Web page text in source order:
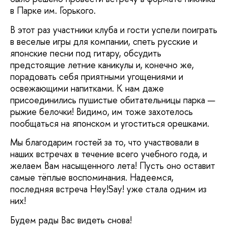
в Парке им. Горького.
В этот раз участники клуба и гости успели поиграть
в веселые игры для компании, спеть русские и
японские песни под гитару, обсудить
предстоящие летние каникулы и, конечно же,
порадовать себя приятными угощениями и
освежающими напитками. К нам даже
присоединились пушистые обитательницы парка —
рыжие белочки! Видимо, им тоже захотелось
пообщаться на японском и угоститься орешками.
Мы благодарим гостей за то, что участвовали в
наших встречах в течение всего учебного года, и
желаем Вам насыщенного лета! Пусть оно оставит
самые тёплые воспоминания. Надеемся,
последняя встреча Hey!Say! уже стала одним из
них!
Будем рады Вас видеть снова!